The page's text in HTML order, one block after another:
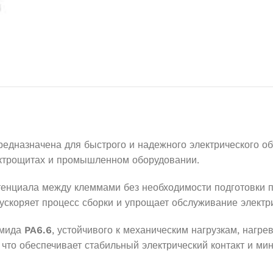
для быстрого и надежного электрического
и промышленном оборудовании.
между клеммами без необходимости подготовки
процесс сборки и упрощает обслуживание
PA6.6, устойчивого к механическим нагрузкам,
обеспечивает стабильный электрический контакт и